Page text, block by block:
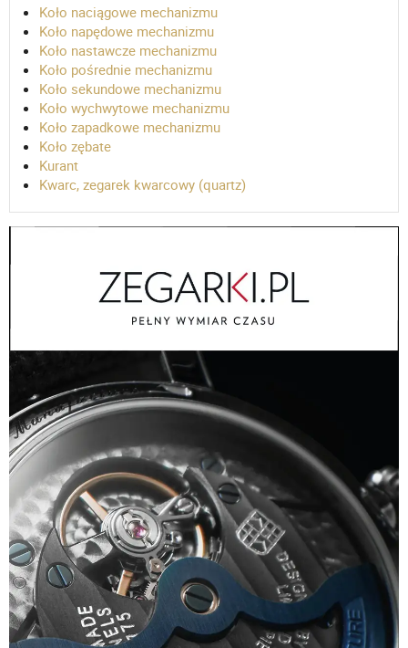
Koło naciągowe mechanizmu
Koło napędowe mechanizmu
Koło nastawcze mechanizmu
Koło pośrednie mechanizmu
Koło sekundowe mechanizmu
Koło wychwytowe mechanizmu
Koło zapadkowe mechanizmu
Koło zębate
Kurant
Kwarc, zegarek kwarcowy (quartz)